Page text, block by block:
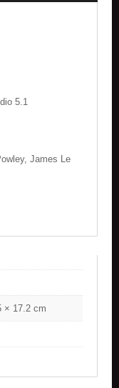
5.1
James Le
× 17.2 cm